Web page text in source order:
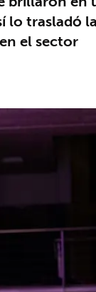
lo trasladó
el sector